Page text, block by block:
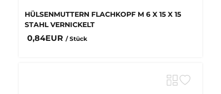
HÜLSENMUTTERN FLACHKOPF M 6 X 15 X 15
STAHL VERNICKELT
0,84EUR / Stück